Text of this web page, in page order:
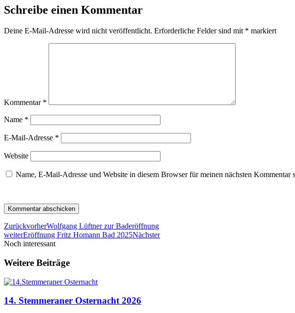
Schreibe einen Kommentar
Deine E-Mail-Adresse wird nicht veröffentlicht. Erforderliche Felder sind mit * markiert
Kommentar *
Name *
E-Mail-Adresse *
Website
Name, E-Mail-Adresse und Website in diesem Browser für meinen nächsten Kommentar
ZurückvorherWolfgang Lüftner zur Baderöffnung
weiterEröffnung Fritz Homann Bad 2025Nächster
Noch interessant
Weitere Beiträge
14. Stemmeraner Osternacht 2026